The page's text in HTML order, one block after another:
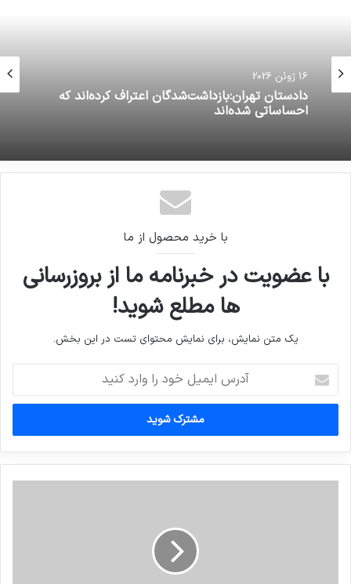
16 ژوئن 2026
دادستان تهران:بازداشت‌شدگان اعتراف کرده‌اند که
بنزين گران نمي‌شود!
با خرید محصول از ما
با عضویت در خبرنامه ما از بروزرسانی
ها مطلع شوید!
یک متن نمایش، برای نمایش محتوای تست در این بخش.
ایمیل
خود
وارد
کنید